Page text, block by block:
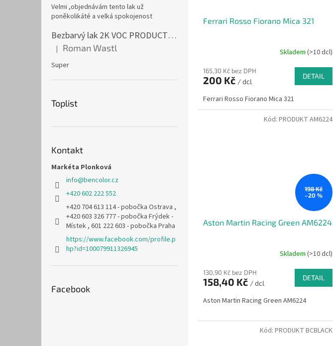
Velmi ,objednávám tento lak už
poněkolikáté a velká spokojenost
Bezbarvý lak 2K VOC PRODUCTIVE CLEAR 1l
Hodnocení produktu je 5 z 5 hvězdiček.
| Roman Wastl
Super
Toplist
Kontakt
Markéta Plonková
info@bencolor.cz
+420 602 222 552
+420 704 613 114 - pobočka Ostrava ,
+420 603 326 777 - pobočka Frýdek -
Místek , 601 222 603 - pobočka Praha
https://www.facebook.com/profile.p
hp?id=100079911326945
Facebook
Ferrari Rosso Fiorano Mica 321
Skladem (>10 dcl)
165,30 Kč bez DPH
200 Kč / dcl
DETAIL
Ferrari Rosso Fiorano Mica 321
198 Kč
–20 %
Aston Martin Racing Green AM6224
Skladem (>10 dcl)
130,90 Kč bez DPH
158,40 Kč / dcl
DETAIL
Aston Martin Racing Green AM6224
Kód: PRODUKT AM6224
Kód: PRODUKT BCBLACK